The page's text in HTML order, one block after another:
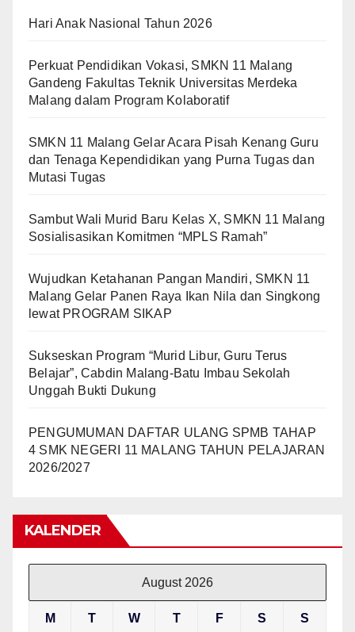
Hari Anak Nasional Tahun 2026
Perkuat Pendidikan Vokasi, SMKN 11 Malang
Gandeng Fakultas Teknik Universitas Merdeka
Malang dalam Program Kolaboratif
SMKN 11 Malang Gelar Acara Pisah Kenang Guru
dan Tenaga Kependidikan yang Purna Tugas dan
Mutasi Tugas
Sambut Wali Murid Baru Kelas X, SMKN 11 Malang
Sosialisasikan Komitmen “MPLS Ramah”
Wujudkan Ketahanan Pangan Mandiri, SMKN 11
Malang Gelar Panen Raya Ikan Nila dan Singkong
lewat PROGRAM SIKAP
Sukseskan Program “Murid Libur, Guru Terus
Belajar”, Cabdin Malang-Batu Imbau Sekolah
Unggah Bukti Dukung
PENGUMUMAN DAFTAR ULANG SPMB TAHAP
4 SMK NEGERI 11 MALANG TAHUN PELAJARAN
2026/2027
KALENDER
August 2026
M T W T F S S